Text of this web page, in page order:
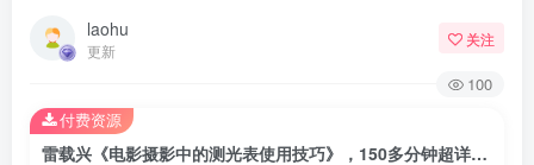
laohu
更新
关注
100
雷载兴《电影摄影中的测光表使用技巧》，150多分钟超详细讲解如何使用测光表以及使用过程中的技巧。
付费资源